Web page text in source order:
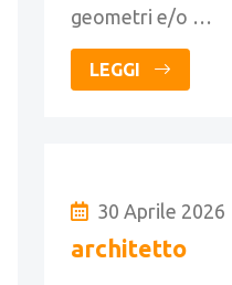
geometri e/o …
LEGGI
30 Aprile 2026
architetto